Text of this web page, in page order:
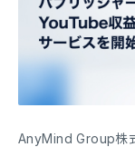
AnyMind Group株